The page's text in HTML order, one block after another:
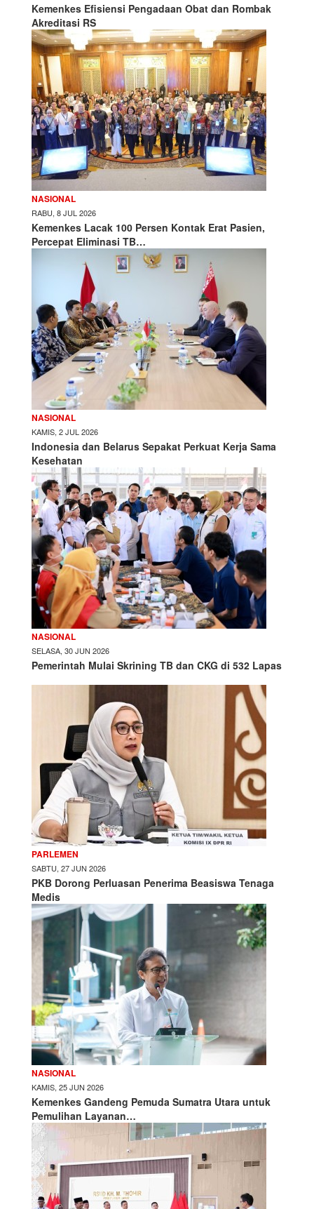
Kemenkes Efisiensi Pengadaan Obat dan Rombak
Akreditasi RS
NASIONAL
RABU, 8 JUL 2026
Kemenkes Lacak 100 Persen Kontak Erat Pasien,
Percepat Eliminasi TB…
NASIONAL
KAMIS, 2 JUL 2026
Indonesia dan Belarus Sepakat Perkuat Kerja Sama
Kesehatan
NASIONAL
SELASA, 30 JUN 2026
Pemerintah Mulai Skrining TB dan CKG di 532 Lapas
PARLEMEN
SABTU, 27 JUN 2026
PKB Dorong Perluasan Penerima Beasiswa Tenaga
Medis
NASIONAL
KAMIS, 25 JUN 2026
Kemenkes Gandeng Pemuda Sumatra Utara untuk
Pemulihan Layanan…